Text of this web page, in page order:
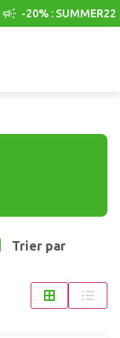
-20% : SUMMER22
Trier par